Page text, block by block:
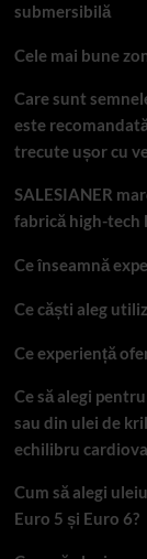
submersibilă
Cele mai bune
Care sunt
este
trecute ușor cu
SALESIANER
fabrică high-tech
Ce înseamnă
Ce căști aleg
Ce experiență
Ce să alegi
sau din ulei de
echilibru
Cum să alegi
Euro 5 și Euro 6?